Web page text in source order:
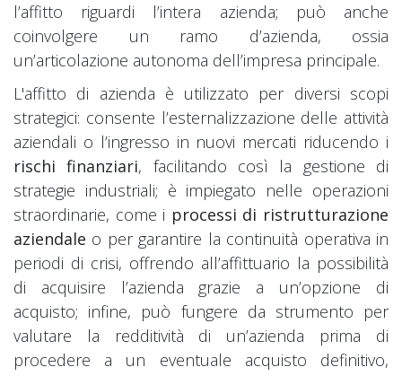
l’affitto riguardi l’intera azienda; può anche
coinvolgere un ramo d’azienda, ossia
un’articolazione autonoma dell’impresa principale.
L'affitto di azienda è utilizzato per diversi scopi
strategici: consente l’esternalizzazione delle attività
aziendali o l’ingresso in nuovi mercati riducendo i
rischi finanziari, facilitando così la gestione di
strategie industriali; è impiegato nelle operazioni
straordinarie, come i processi di ristrutturazione
aziendale o per garantire la continuità operativa in
periodi di crisi, offrendo all’affittuario la possibilità
di acquisire l’azienda grazie a un’opzione di
acquisto; infine, può fungere da strumento per
valutare la redditività di un’azienda prima di
procedere a un eventuale acquisto definitivo,